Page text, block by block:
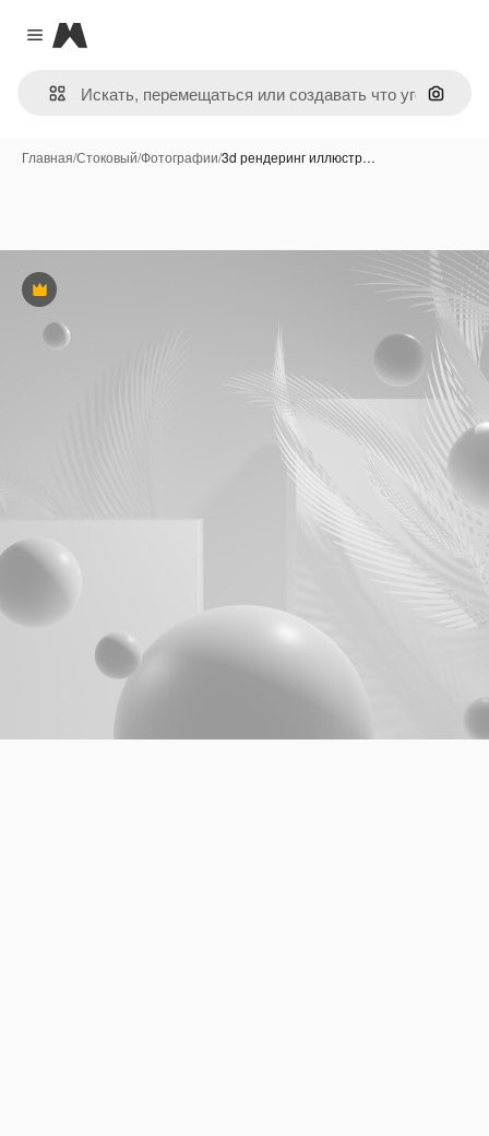
Close menu
Magnific
Поиск
Главная/Стоковый/Фотографии/3d рендеринг иллюстр…
Премиум